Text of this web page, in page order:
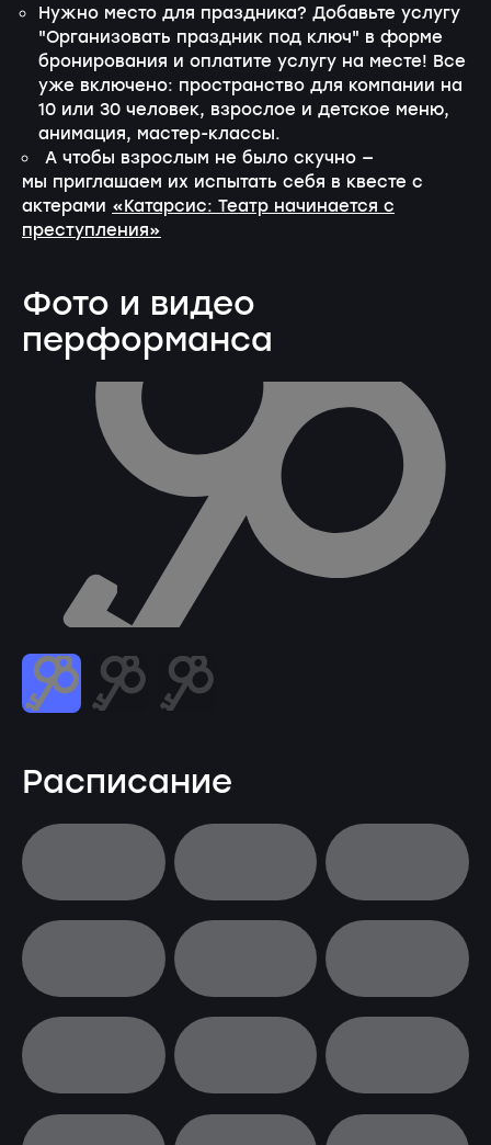
Нужно место для праздника? Добавьте услугу
"Организовать праздник под ключ" в форме
бронирования и оплатите услугу на месте! Все
уже включено: пространство для компании на
10 или 30 человек, взрослое и детское меню,
анимация, мастер-классы.
А чтобы взрослым не было скучно —
мы приглашаем их испытать себя в квесте с
актерами «Катарсис: Театр начинается с
преступления»
Фото и видео
перформанса
Расписание